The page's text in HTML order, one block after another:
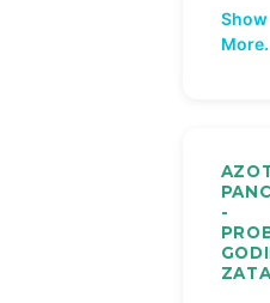
Show
More.
-